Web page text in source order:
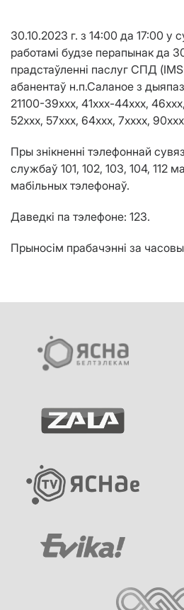
30.10.2023 г. з 14:00 да 17:00 у
работамі будзе перапынак да
прадстаўленнi паслуг СПД
абанентаў н.п.Саланое з
21100-39ххх, 41xxx-44ххх,
52xxx, 57ххх, 64xxx, 7хxxx,
Пры знікненні тэлефоннай
службаў 101, 102, 103, 104, 112
мабільных тэлефонаў.
Даведкі па тэлефоне: 123.
Прыносім прабачэнні за